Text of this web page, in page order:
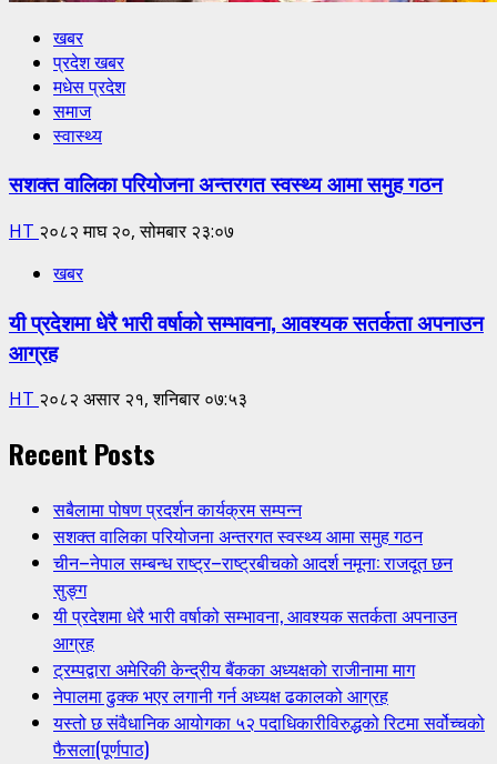
खबर
प्रदेश खबर
मधेस प्रदेश
समाज
स्वास्थ्य
सशक्त वालिका परियोजना अन्तरगत स्वस्थ्य आमा समुह गठन
HT २०८२ माघ २०, सोमबार २३:०७
खबर
यी प्रदेशमा धेरै भारी वर्षाको सम्भावना, आवश्यक सतर्कता अपनाउन
आग्रह
HT २०८२ असार २१, शनिबार ०७:५३
Recent Posts
सबैलामा पोषण प्रदर्शन कार्यक्रम सम्पन्न
सशक्त वालिका परियोजना अन्तरगत स्वस्थ्य आमा समुह गठन
चीन–नेपाल सम्बन्ध राष्ट्र–राष्ट्रबीचको आदर्श नमूना: राजदूत छन
सुङ्ग
यी प्रदेशमा धेरै भारी वर्षाको सम्भावना, आवश्यक सतर्कता अपनाउन
आग्रह
ट्रम्पद्वारा अमेरिकी केन्द्रीय बैंकका अध्यक्षको राजीनामा माग
नेपालमा ढुक्क भएर लगानी गर्न अध्यक्ष ढकालको आग्रह
यस्तो छ संवैधानिक आयोगका ५२ पदाधिकारीविरुद्धको रिटमा सर्वोच्चको
फैसला(पूर्णपाठ)